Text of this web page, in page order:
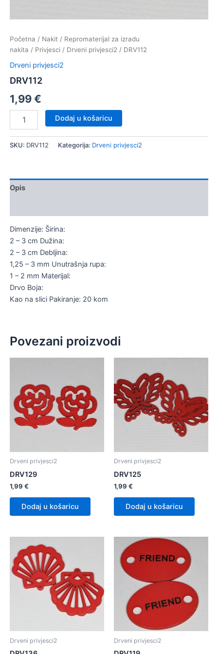
Početna / Nakit / Repromaterijal za izradu
nakita / Privjesci / Drveni privjesci2 / DRV112
Drveni privjesci2
DRV112
1,99€
količina
Dodaj u košaricu
SKU: DRV112 Kategorija: Drveni privjesci2
Opis
Dimenzije: Širina:
2 – 3 cm Dužina:
2 – 3 cm Debljina:
1,25 – 3 mm Unutrašnja rupa:
1 – 2 mm Materijal:
Drvo Boja:
Kao na slici Pakiranje: 20 kom
Povezani proizvodi
Drveni privjesci2
DRV129
1,99 €
Dodaj u košaricu
Drveni privjesci2
DRV125
1,99 €
Dodaj u košaricu
Drveni privjesci2 Drveni privjesci2